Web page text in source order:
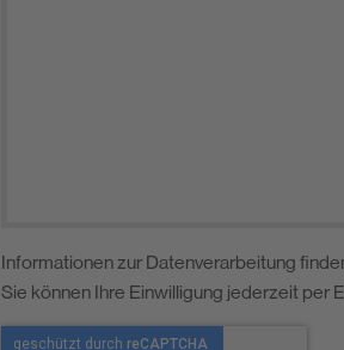
Informationen zur Datenverarbeitung
Sie können Ihre Einwilligung jederzeit per